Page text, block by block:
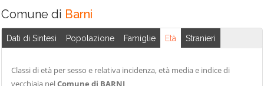
Campione d'Italia
Canzo
Intimiano
Lasnigo
Lezzeno
Limido Comasco
Livo
Schignano
Senna Comasco
Solbiate con
Comune di Barni
Dati di Sintesi Popolazione Famiglie Età Stranieri
Classi di età per sesso e relativa incidenza, età media e indice di
vecchiaia nelComune di BARNI